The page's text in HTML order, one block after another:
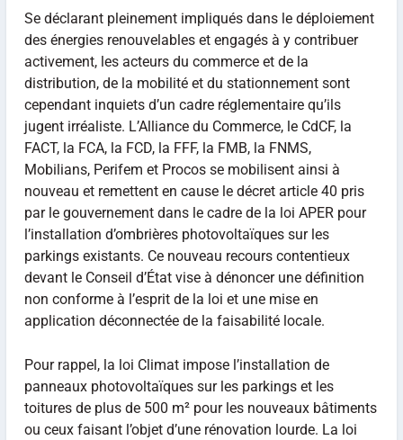
Se déclarant pleinement impliqués dans le déploiement
des énergies renouvelables et engagés à y contribuer
activement, les acteurs du commerce et de la
distribution, de la mobilité et du stationnement sont
cependant inquiets d’un cadre réglementaire qu’ils
jugent irréaliste. L’Alliance du Commerce, le CdCF, la
FACT, la FCA, la FCD, la FFF, la FMB, la FNMS,
Mobilians, Perifem et Procos se mobilisent ainsi à
nouveau et remettent en cause le décret article 40 pris
par le gouvernement dans le cadre de la loi APER pour
l’installation d’ombrières photovoltaïques sur les
parkings existants. Ce nouveau recours contentieux
devant le Conseil d’État vise à dénoncer une définition
non conforme à l’esprit de la loi et une mise en
application déconnectée de la faisabilité locale.
Pour rappel, la loi Climat impose l’installation de
panneaux photovoltaïques sur les parkings et les
toitures de plus de 500 m² pour les nouveaux bâtiments
ou ceux faisant l’objet d’une rénovation lourde. La loi